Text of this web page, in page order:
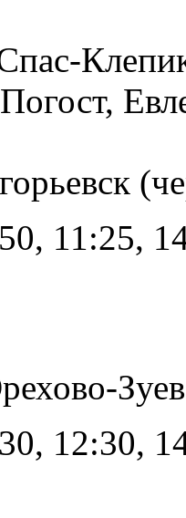
11:25,
12:30,